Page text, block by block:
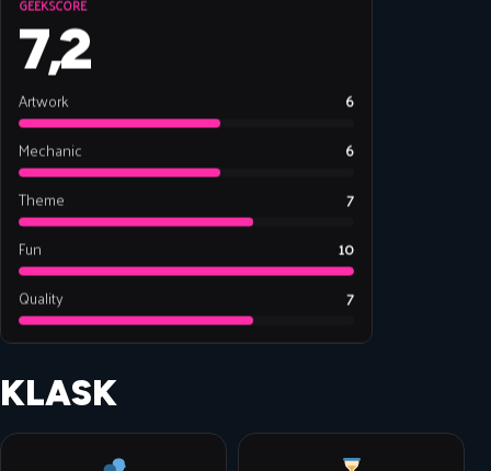
7,2
Artwork
6
Mechanic
6
Theme
7
Fun
10
Quality
7
KLASK